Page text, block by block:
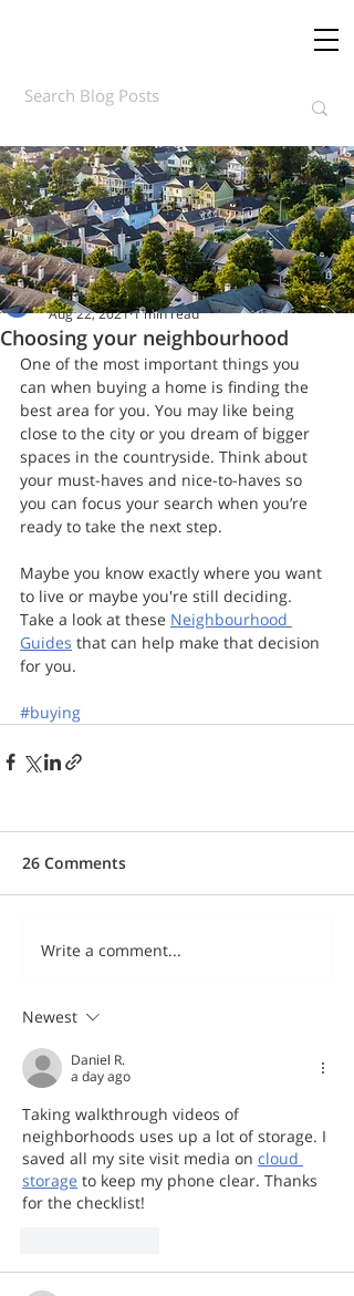
Choosing your neighbourhood
Daft.ie Insights
Aug 22, 20211 min read
One of the most important things you
can when buying a home is finding the
best area for you. You may like being
close to the city or you dream of bigger
spaces in the countryside. Think about
your must-haves and nice-to-haves so
you can focus your search when you’re
ready to take the next step.
Maybe you know exactly where you want
to live or maybe you're still deciding.
Take a look at these Neighbourhood
Guides that can help make that decision
for you.
#buying
26 Comments
Write a comment...
Newest
Daniel R.
a day ago
Taking walkthrough videos of
neighborhoods uses up a lot of storage. I
saved all my site visit media on cloud
storage to keep my phone clear. Thanks
for the checklist!